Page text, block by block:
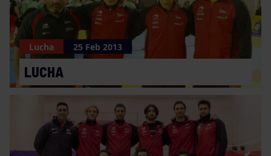
Lucha 25 Feb 2013
LUCHA